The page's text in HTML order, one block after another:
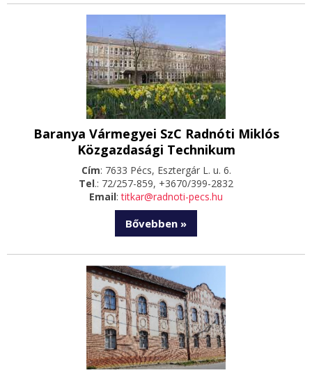
Baranya Vármegyei SzC Radnóti Miklós
Közgazdasági Technikum
Cím: 7633 Pécs, Esztergár L. u. 6.
Tel.: 72/257-859, +3670/399-2832
Email:titkar@radnoti-pecs.hu
Bővebben »